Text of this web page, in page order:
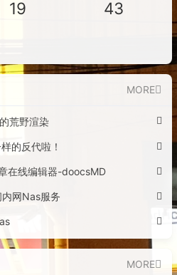
19 43
MORE
荒野渲染
的反代啦！
在线编辑器-doocsMD
网Nas服务
MORE